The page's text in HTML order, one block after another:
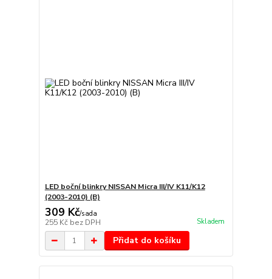
LED boční blinkry NISSAN Micra III/IV K11/K12
(2003-2010) (B)
309 Kč/sada
255 Kč bez DPH Skladem
Přidat do košíku